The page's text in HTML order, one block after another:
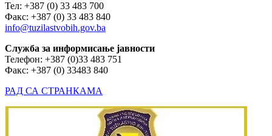
Тел: +387 (0) 33 483 700
Факс: +387 (0) 33 483 840
info@tuzilastvobih.gov.ba
Служба за информисање јавности
Телефон: +387 (0)33 483 751
Факс: +387 (0) 33483 840
РАД СА СТРАНКАМА